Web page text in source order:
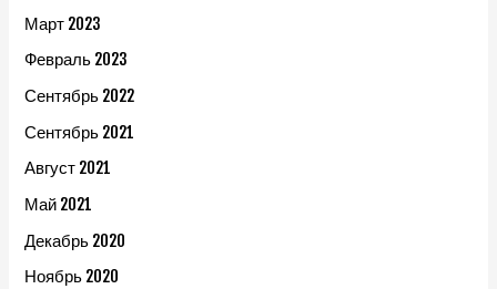
Март 2023
Февраль 2023
Сентябрь 2022
Сентябрь 2021
Август 2021
Май 2021
Декабрь 2020
Ноябрь 2020